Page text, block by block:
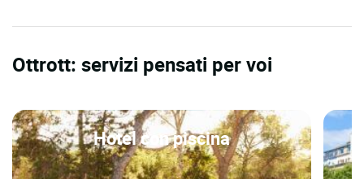
Ottrott: servizi pensati per voi
Hotel con piscina